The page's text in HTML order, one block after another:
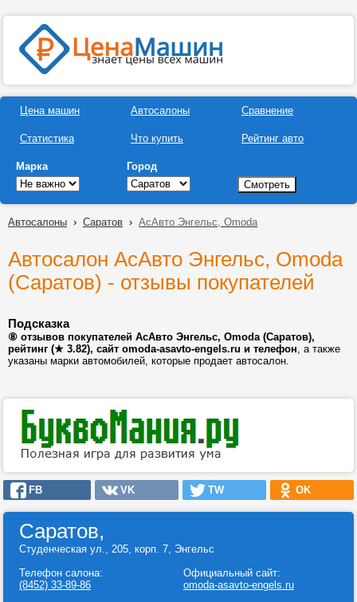
Цена машин
Статистика
Автосалоны
Что купить
Сравнение
Рейтинг авто
Марка Город
Автосалоны › Саратов › АсАвто Энгельс, Omoda
Автосалон АсАвто Энгельс, Omoda
(Саратов) - отзывы покупателей
Подсказка
⑧ отзывов покупателей АсАвто Энгельс, Omoda (Саратов),
рейтинг (★ 3.82), сайт omoda-asavto-engels.ru и телефон, а также
указаны марки автомобилей, которые продает автосалон.
FB VK TW OK
Саратов,
Студенческая ул., 205, корп. 7, Энгельс
Телефон салона:
(8452) 33-89-86
Официальный сайт:
omoda-asavto-engels.ru